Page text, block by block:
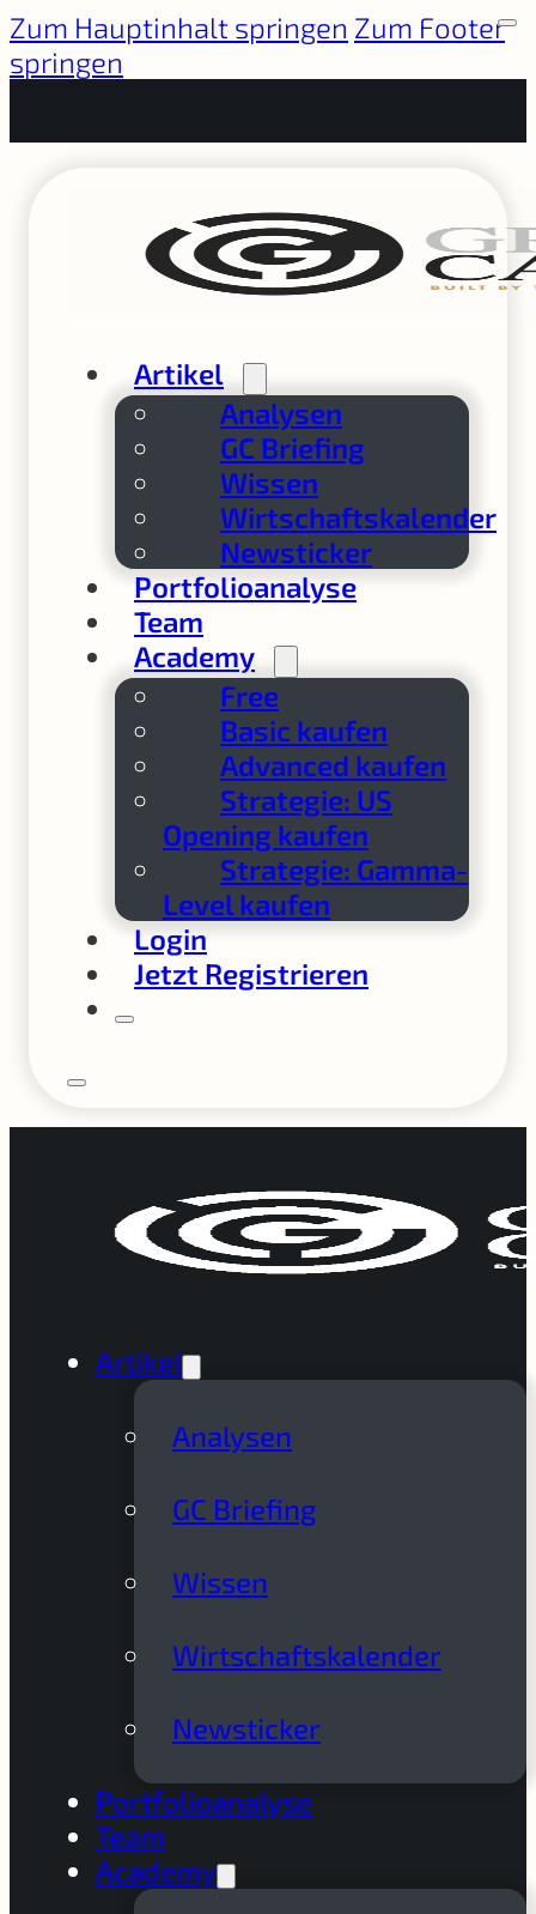
Zum Hauptinhalt springen Zum Footer
springen
Artikel
Analysen
GC Briefing
Wissen
Wirtschaftskalender
Newsticker
Portfolioanalyse
Team
Academy
Free
Basic kaufen
Advanced kaufen
Strategie: US
Opening kaufen
Strategie: Gamma-
Level kaufen
Login
Jetzt Registrieren
Artikel
Analysen
GC Briefing
Wissen
Wirtschaftskalender
Newsticker
Portfolioanalyse
Team
Academy